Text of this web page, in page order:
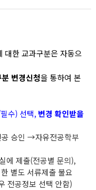
대한 교과구분은 자동으
변경신청을 통하여 본
수) 선택, 변경 확인받을
승인 →자유전공학부
에 제출(전공별 문의),
별도 서류제출 불요
전공정보 선택 안함)